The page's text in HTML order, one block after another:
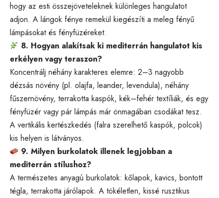
hogy az esti összejöveteleknek különleges hangulatot
adjon. A lángok fénye remekül kiegészíti a meleg fényű
lámpásokat és fényfüzéreket.
8. Hogyan alakítsak ki mediterrán hangulatot kis
erkélyen vagy teraszon?
Koncentrálj néhány karakteres elemre: 2–3 nagyobb
dézsás növény (pl. olajfa, leander, levendula), néhány
fűszernövény, terrakotta kaspók, kék–fehér textíliák, és egy
fényfüzér vagy pár lámpás már önmagában csodákat tesz.
A vertikális kertészkedés (falra szerelhető kaspók, polcok)
kis helyen is látványos.
9. Milyen burkolatok illenek legjobban a
mediterrán stílushoz?
A természetes anyagú burkolatok: kőlapok, kavics, bontott
tégla, terrakotta járólapok. A tökéletlen, kissé rusztikus